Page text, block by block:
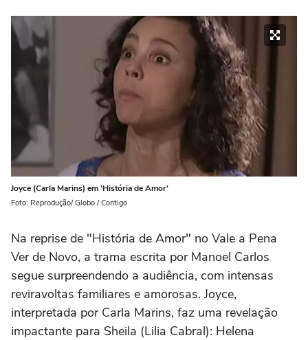
Joyce (Carla Marins) em 'História de Amor'
Foto: Reprodução/ Globo / Contigo
Na reprise de "História de Amor" no Vale a Pena
Ver de Novo, a trama escrita por Manoel Carlos
segue surpreendendo a audiência, com intensas
reviravoltas familiares e amorosas. Joyce,
interpretada por Carla Marins, faz uma revelação
impactante para Sheila (Lilia Cabral): Helena